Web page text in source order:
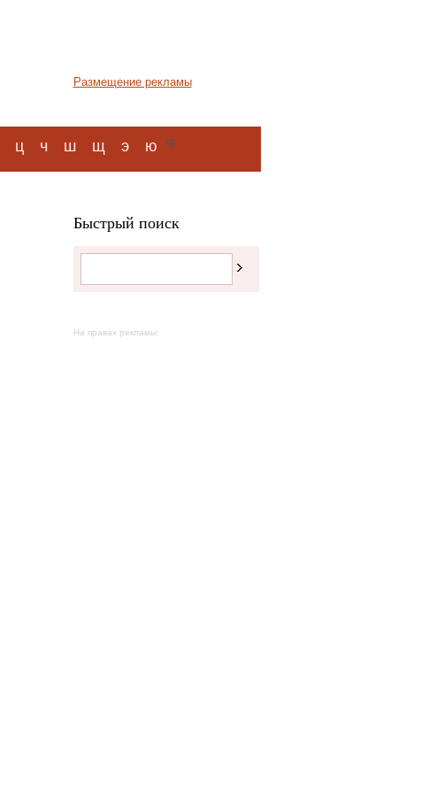
Размещение рекламы
ц ч ш щ э ю я
Быстрый поиск
На правах рекламы: